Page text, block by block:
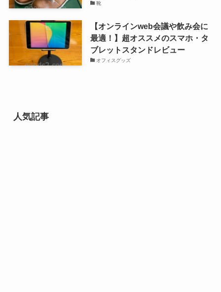
靴
【オンラインweb会議や飲み会に
最適！】超オススメのスマホ・タ
ブレットスタンドレビュー
オフィスグッズ
人気記事